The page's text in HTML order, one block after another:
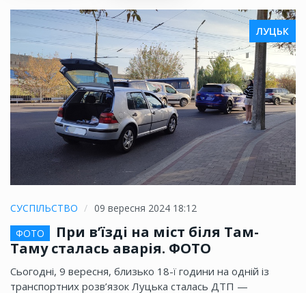
ЛУЦЬК
СУСПІЛЬСТВО
09 вересня 2024 18:12
ФОТО
При в’їзді на міст біля Там-
Таму сталась аварія. ФОТО
Сьогодні, 9 вересня, близько 18-ї години на одній із
транспортних розв’язок Луцька сталась ДТП —